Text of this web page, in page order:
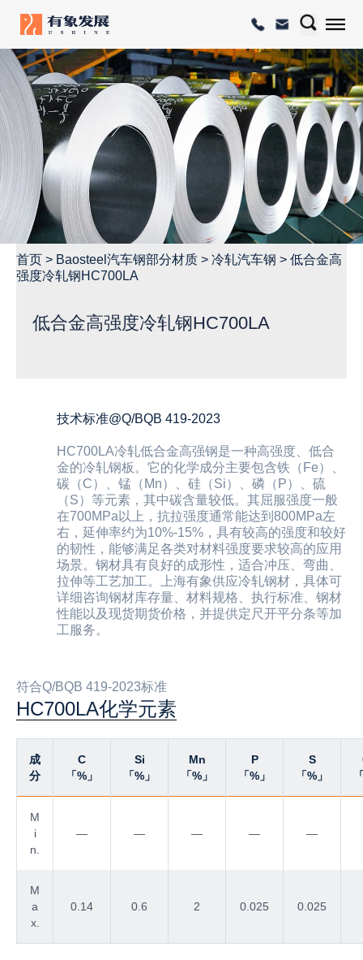
首页 > Baosteel汽车钢部分材质 > 冷轧汽车钢 > 低合金高
强度冷轧钢HC700LA
低合金高强度冷轧钢HC700LA
技术标准@Q/BQB 419-2023
HC700LA冷轧低合金高强钢是一种高强度、低合
金的冷轧钢板。它的化学成分主要包含铁（Fe）、
碳（C）、锰（Mn）、硅（Si）、磷（P）、硫
（S）等元素，其中碳含量较低。其屈服强度一般
在700MPa以上，抗拉强度通常能达到800MPa左
右，延伸率约为10%-15%，具有较高的强度和较好
的韧性，能够满足各类对材料强度要求较高的应用
场景。钢材具有良好的成形性，适合冲压、弯曲、
拉伸等工艺加工。上海有象供应冷轧钢材，具体可
详细咨询钢材库存量、材料规格、执行标准、钢材
性能以及现货期货价格，并提供定尺开平分条等加
工服务。
符合Q/BQB 419-2023标准
HC700LA化学元素
成
分
C
「%」
Si
「%」
Mn
「%」
P
「%」
S
「%」
M
i
n.
— — — — —
M
a
x.
0.14 0.6 2 0.025 0.025